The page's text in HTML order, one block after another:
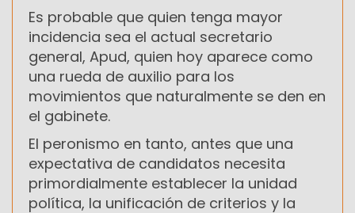
Es probable que quien tenga mayor
incidencia sea el actual secretario
general, Apud, quien hoy aparece como
una rueda de auxilio para los
movimientos que naturalmente se den en
el gabinete.
El peronismo en tanto, antes que una
expectativa de candidatos necesita
primordialmente establecer la unidad
política, la unificación de criterios y la